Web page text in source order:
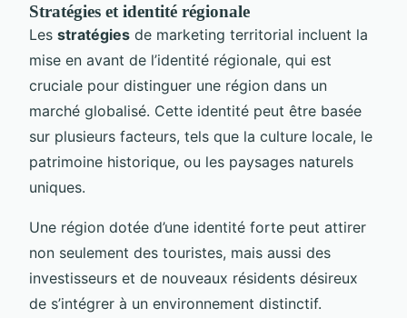
Stratégies et identité régionale
Les stratégies de marketing territorial incluent la
mise en avant de l’identité régionale, qui est
cruciale pour distinguer une région dans un
marché globalisé. Cette identité peut être basée
sur plusieurs facteurs, tels que la culture locale, le
patrimoine historique, ou les paysages naturels
uniques.
Une région dotée d’une identité forte peut attirer
non seulement des touristes, mais aussi des
investisseurs et de nouveaux résidents désireux
de s’intégrer à un environnement distinctif.